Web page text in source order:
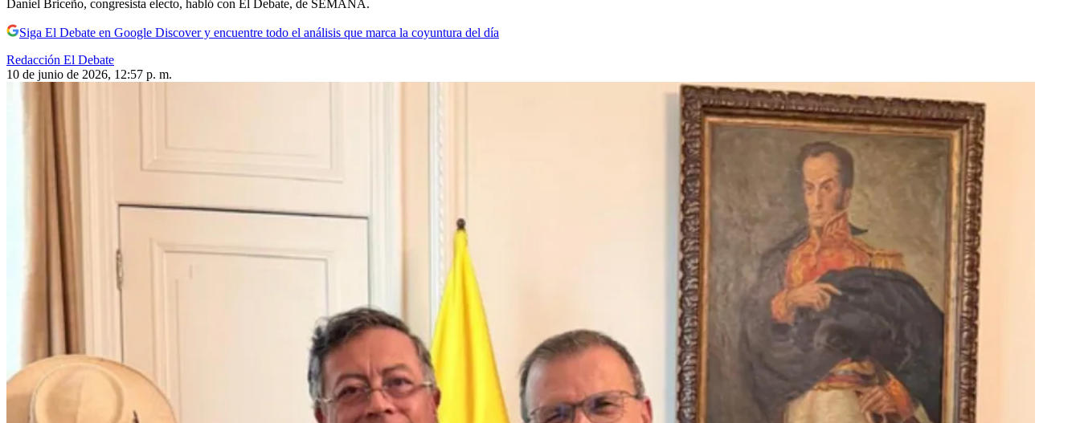
Daniel Briceño, congresista electo, habló con El Debate, de SEMANA.
Siga El Debate en Google Discover y encuentre todo el análisis que marca la coyuntura del día
Redacción El Debate
10 de junio de 2026, 12:57 p. m.